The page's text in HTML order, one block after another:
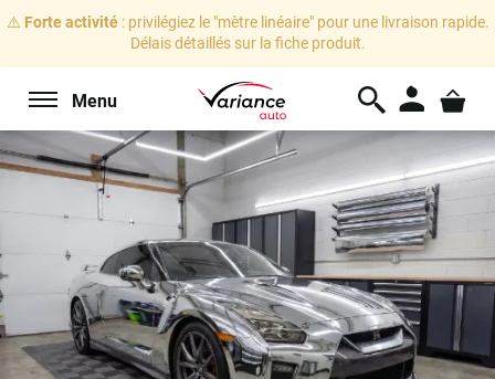
⚠️ Forte activité: privilégiez le "mètre linéaire" pour une livraison rapide.
Délais détaillés sur la fiche produit.
Menu